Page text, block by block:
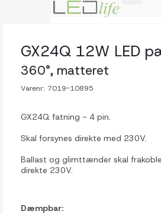
GX24Q 12W LED
360°, matteret
Varenr: 7019-10895
GX24Q fatning - 4 pin.
Skal forsynes direkte med 230V.
Ballast og glimttænder skal
direkte 230V.
Dæmpbar: